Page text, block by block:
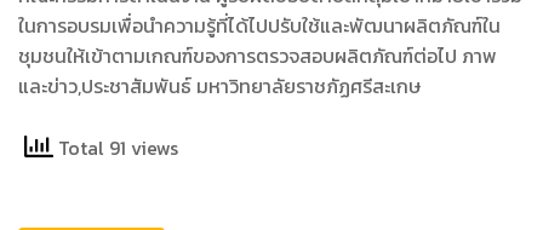
ในการอบรมเพื่อนำความรู้ที่ได้ไปปรับใช้และพัฒนาผลิตภัณฑ์ใน
ชุมชนให้เข้าตามเกณฑ์ของการตรวจสอบผลิตภัณฑ์ต่อไป ภาพ
และข่าว,ประชาสัมพันธ์ มหาวิทยาลัยราชภัฏศรีสะเกษ
Total 91 views